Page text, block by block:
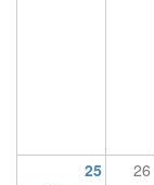
25 26